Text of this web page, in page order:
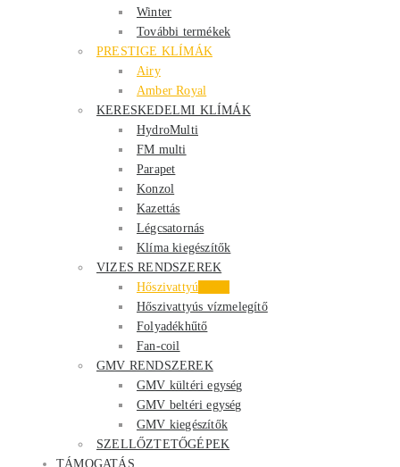
Winter
További termékek
PRESTIGE KLÍMÁK
Airy
Amber Royal
KERESKEDELMI KLÍMÁK
HydroMulti
FM multi
Parapet
Konzol
Kazettás
Légcsatornás
Klíma kiegészítők
VIZES RENDSZEREK
Hőszivattyú
Hőszivattyús vízmelegítő
Folyadékhűtő
Fan-coil
GMV RENDSZEREK
GMV kültéri egység
GMV beltéri egység
GMV kiegészítők
SZELLŐZTETŐGÉPEK
TÁMOGATÁS